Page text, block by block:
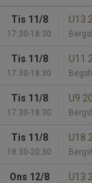
Tis 11/8
17:30-18:30
U13
Tis 11/8
17:30-18:30
U11
Tis 11/8
17:30-18:30
U9
Tis 11/8
18:30-20:30
U18
Ons 12/8 U13